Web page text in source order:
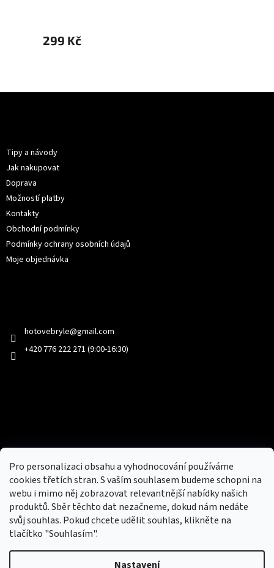
Pro personalizaci obsahu a vyhodnocování používáme
cookies třetích stran. S vaším souhlasem budeme schopni na
webu i mimo něj zobrazovat relevantnější nabídky našich
produktů. Sběr těchto dat nezačneme, dokud nám nedáte
svůj souhlas. Pokud chcete udělit souhlas, klikněte na
tlačítko "Souhlasím".
Nastavení
299 Kč
Tipy a návody
Jak nakupovat
Doprava
Možností platby
Kontakty
Obchodní podmínky
Podmínky ochrany osobních údajů
Moje objednávka
hotovebryle@gmail.com
+420 776 222 271 (9:00-16:30)
Nový obchod s batohy, cestovními zavazadly, tašky a peněženky